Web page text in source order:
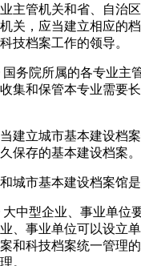
主管机关和省、自治
关，应当建立相应的
技档案工作的领导。
国务院所属的各专业主
集和保管本专业需要
立城市基本建设档案
保存的基本建设档案。
市基本建设档案馆是
大中型企业、事业单位
、事业单位可以设立
和科技档案统一管理
。